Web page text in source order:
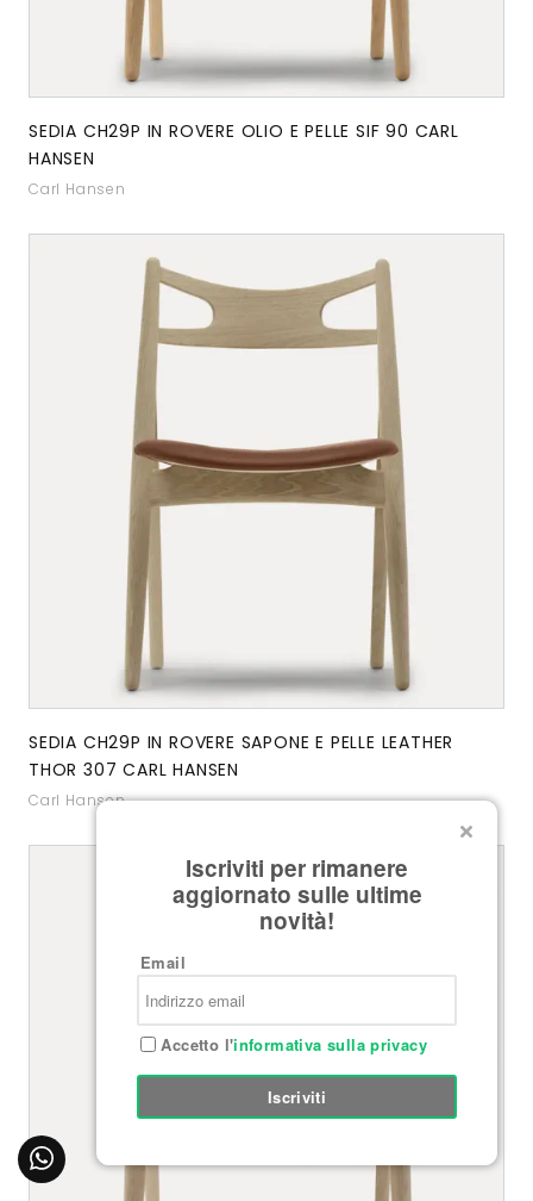
SEDIA CH29P IN ROVERE OLIO E PELLE SIF 90 CARL
HANSEN
Carl Hansen
SEDIA CH29P IN ROVERE SAPONE E PELLE LEATHER
THOR 307 CARL HANSEN
Carl Hansen
Iscriviti per rimanere
aggiornato sulle ultime
novità!
Email
Accetto l'informativa sulla privacy
Iscriviti